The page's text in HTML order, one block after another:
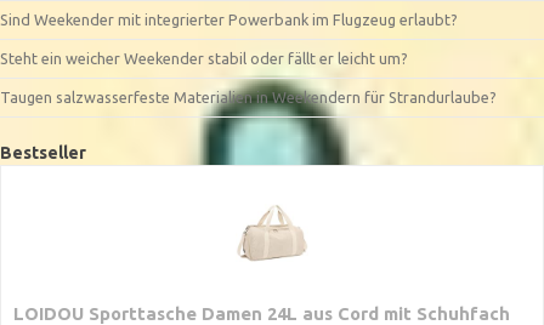
Sind Weekender mit integrierter Powerbank im Flugzeug erlaubt?
Steht ein weicher Weekender stabil oder fällt er leicht um?
Taugen salzwasserfeste Materialien in Weekendern für Strandurlaube?
Bestseller
LOIDOU Sporttasche Damen 24L aus Cord mit Schuhfach